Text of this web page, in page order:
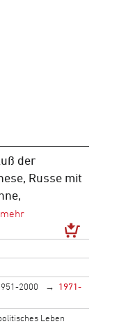
der
Russe mit
2000
1971-
Leben